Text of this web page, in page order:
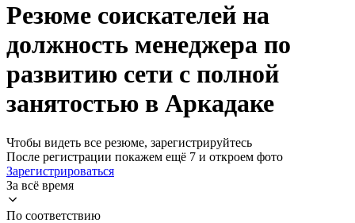
Резюме соискателей на
должность менеджера по
развитию сети с полной
занятостью в Аркадаке
Чтобы видеть все резюме, зарегистрируйтесь
После регистрации покажем ещё 7 и откроем фото
Зарегистрироваться
За всё время
По соответствию